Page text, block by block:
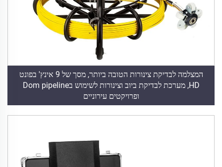
המצלמה לבדיקת צינורות הטובה ביותר, מסך של 9 אינץ' בפונט
HD, מערכת לבדיקת ביוב וצינורות לשימוש בDom pipeline
ופרויקטים עירוניים